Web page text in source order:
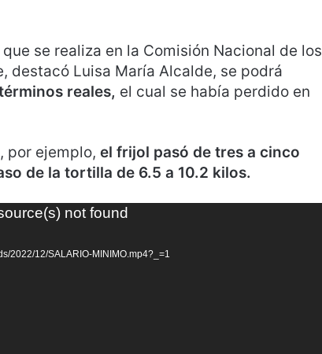
se realiza en la Comisión Nacional de los
destacó Luisa María Alcalde, se podrá
reales, el cual se había perdido en
por ejemplo, el frijol pasó de tres a cinco
de la tortilla de 6.5 a 10.2 kilos.
not found
2022/12/SALARIO-MINIMO.mp4?_=1